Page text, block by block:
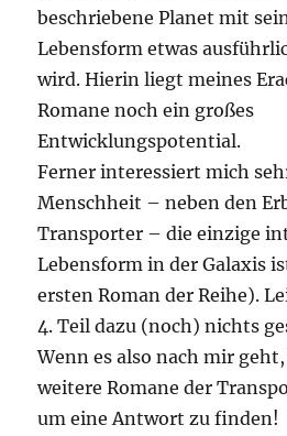
beschriebene Planet mit
Lebensform etwas
wird. Hierin liegt meines
Romane noch ein großes
Entwicklungspotential.
Ferner interessiert mich
Menschheit – neben den
Transporter – die einzige
Lebensform in der Galaxis
ersten Roman der Reihe).
4. Teil dazu (noch) nichts
Wenn es also nach mir
weitere Romane der
um eine Antwort zu finden!